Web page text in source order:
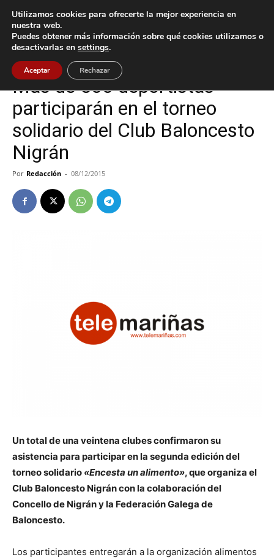
Inicio Nigrán
Nigrán
Más de 500 deportistas
participarán en el torneo
solidario del Club Baloncesto
Nigrán
Por Redacción - 08/12/2015
Un total de una veintena clubes confirmaron su
asistencia para participar en la segunda edición del
torneo solidario «Encesta un alimento», que organiza el
Club Baloncesto Nigrán con la colaboración del
Concello de Nigrán y la Federación Galega de
Baloncesto.
Los participantes entregarán a la organización alimentos
Utilizamos cookies para ofrecerte la mejor experiencia en
nuestra web.
Puedes obtener más información sobre qué cookies utilizamos o
desactivarlas en settings.
Aceptar Rechazar